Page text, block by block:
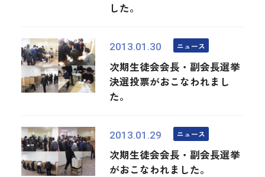
した。
2013.01.30 ニュース
次期生徒会会長・副会長選挙
決選投票がおこなわれまし
た。
2013.01.29 ニュース
次期生徒会会長・副会長選挙
がおこなわれました。